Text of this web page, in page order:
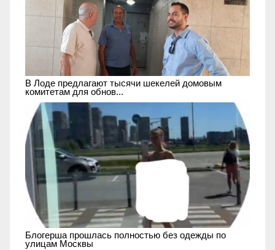
В Лоде предлагают тысячи шекелей домовым
комитетам для обнов...
Блогерша прошлась полностью без одежды по
улицам Москвы